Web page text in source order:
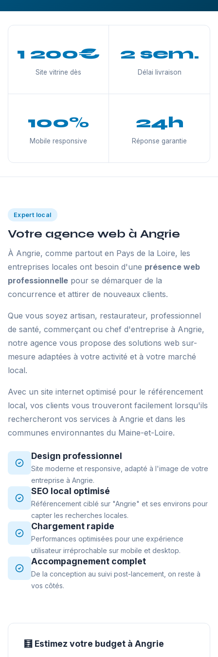
1 200€
Site vitrine dès
2 sem.
Délai livraison
100%
Mobile responsive
24h
Réponse garantie
Expert local
Votre agence web à Angrie
À Angrie, comme partout en Pays de la Loire, les
entreprises locales ont besoin d'une présence web
professionnelle pour se démarquer de la
concurrence et attirer de nouveaux clients.
Que vous soyez artisan, restaurateur, professionnel
de santé, commerçant ou chef d'entreprise à Angrie,
notre agence vous propose des solutions web sur-
mesure adaptées à votre activité et à votre marché
local.
Avec un site internet optimisé pour le référencement
local, vos clients vous trouveront facilement lorsqu'ils
rechercheront vos services à Angrie et dans les
communes environnantes du Maine-et-Loire.
Design professionnel
Site moderne et responsive, adapté à l'image de votre
entreprise à Angrie.
SEO local optimisé
Référencement ciblé sur "Angrie" et ses environs pour
capter les recherches locales.
Chargement rapide
Performances optimisées pour une expérience
utilisateur irréprochable sur mobile et desktop.
Accompagnement complet
De la conception au suivi post-lancement, on reste à
vos côtés.
🧮 Estimez votre budget à Angrie